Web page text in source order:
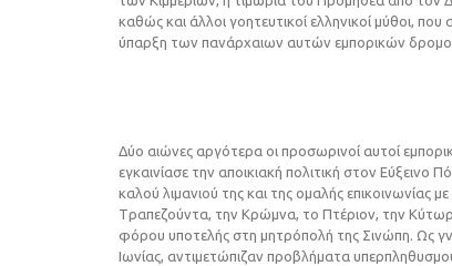
καθώς και άλλοι γοητευτικοί ελληνικοί μύθοι,
ύπαρξη των πανάρχαιων αυτών εμπορικών
Δύο αιώνες αργότερα οι προσωρινοί αυτοί
εγκαινίασε την αποικιακή πολιτική στον Eύξεινο
καλού λιμανιού της και της ομαλής επικοινωνίας
Tραπεζούντα, την Kρώμνα, το Πτέριον, την
φόρου υποτελής στη μητρόπολή της Σινώπη. Ως
Iωνίας, αντιμετώπιζαν προβλήματα